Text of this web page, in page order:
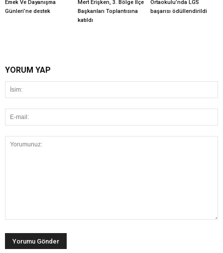
Emek Ve Dayanışma
Günleri’ne destek
Mert Erişken, 3. Bölge İlçe
Başkanları Toplantısına
katıldı
Ortaokulu’nda LGS
başarısı ödüllendirildi
YORUM YAP